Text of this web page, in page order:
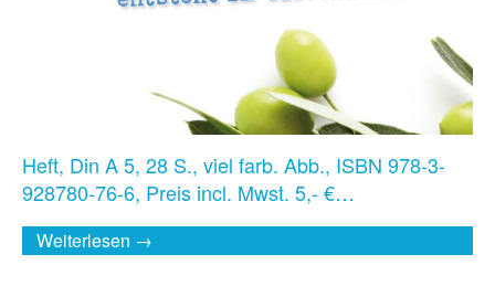
Heft, Din A 5, 28 S., viel farb. Abb., ISBN 978-3-
928780-76-6, Preis incl. Mwst. 5,- €…
Weiterlesen →